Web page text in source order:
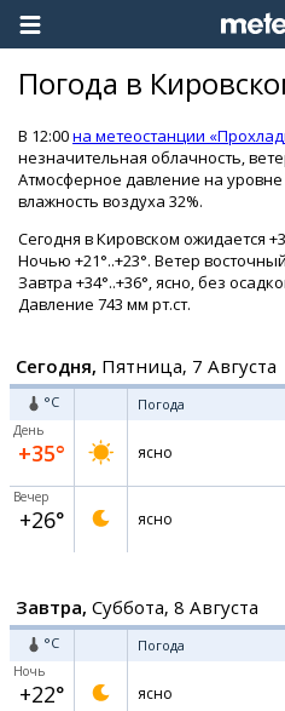
Погода в
В 12:00на метеостанции
незначительная облачность,
Атмосферное давление на уровне
влажность воздуха 32%.
Сегодня в Кировском ожидается
Ночью +21°..+23°. Ветер
Завтра +34°..+36°, ясно, без
Давление 743 мм рт.ст.
Сегодня, Пятница, 7 Августа
°C Погода
День
+35° ясно
Вечер
+26° ясно
Завтра, Суббота, 8 Августа
°C Погода
Ночь
+22° ясно